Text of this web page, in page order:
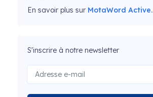
En savoir plus sur MotaWord Active.
S'inscrire à notre newsletter